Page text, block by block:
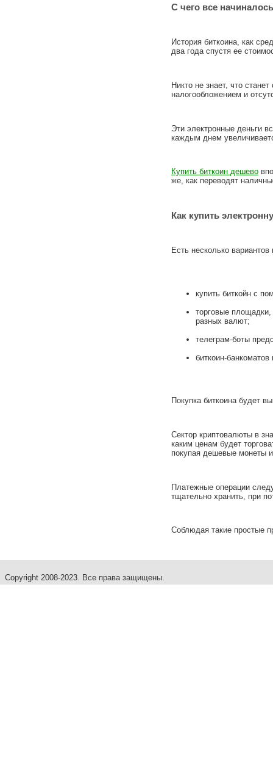
С чего все
История биткоина, как
два года спустя ее
Никто не знает, что
налогообложением и
Эти электронные деньги
каждым днем
Купить биткоин дешево
же, как переводят
Как купить
Есть несколько
купить биткойн с
торговые
разных валют;
телеграм-боты
биткоин-
Покупка биткоина будет
Сектор криптовалюты в
каким ценам будет
покупая дешевые монеты
Платежные операции
тщательно хранить, при
Соблюдая такие простые
Copyright 2008-2023. Все права защищены.